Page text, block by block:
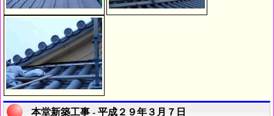
本堂新築工事 - 平成２９年３月７日